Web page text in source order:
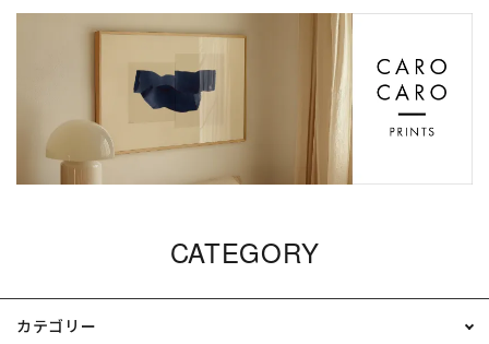
CATEGORY
カテゴリー